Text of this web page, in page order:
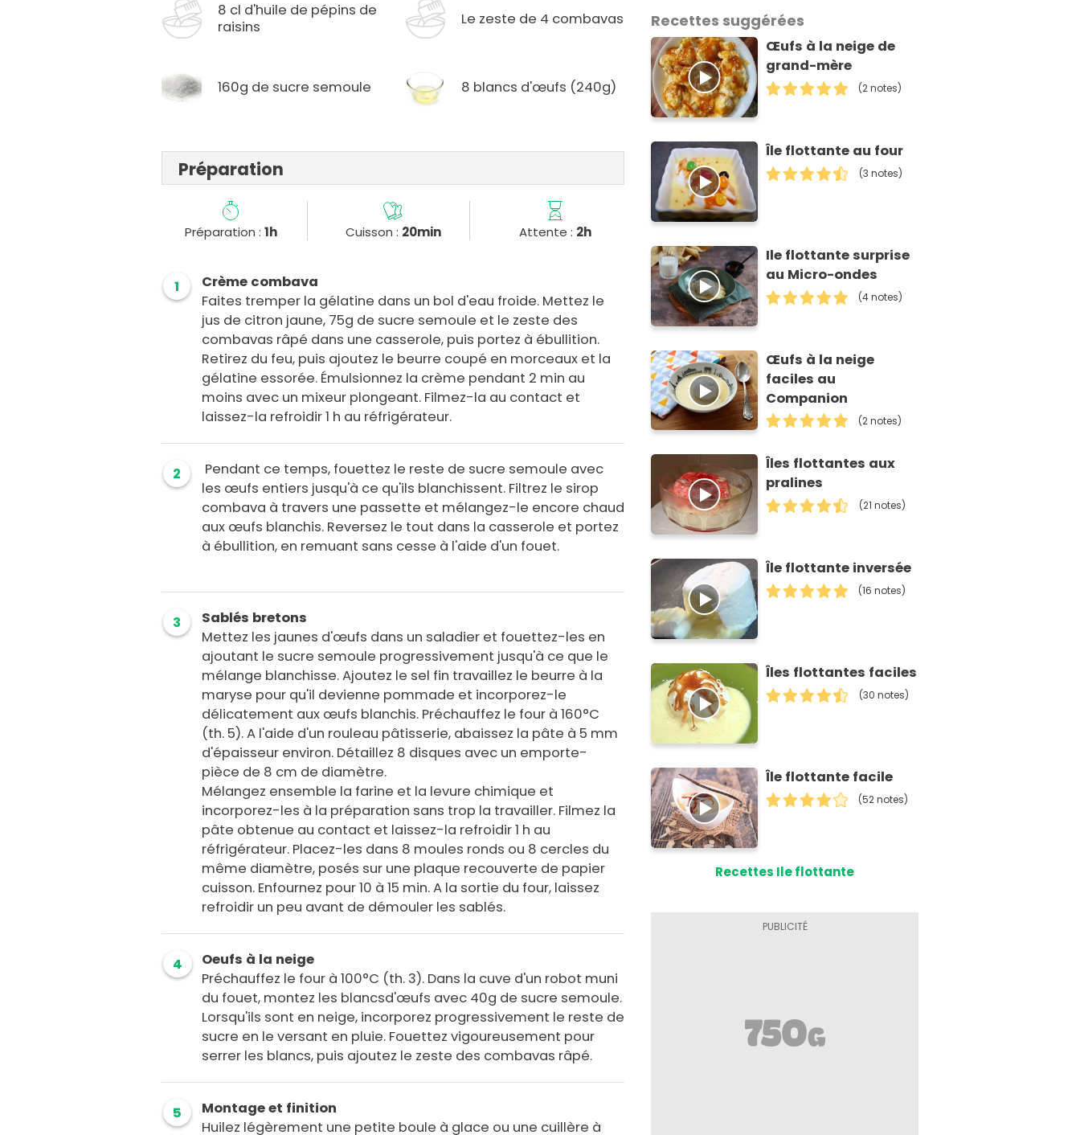
8 cl d'huile de pépins de
raisins
Le zeste de 4 combavas
160g de sucre semoule 8 blancs d'œufs (240g)
Préparation
Préparation : 1h Cuisson : 20min Attente : 2h
1
Crème combava
Faites tremper la gélatine dans un bol d'eau froide. Mettez le
jus de citron jaune, 75g de sucre semoule et le zeste des
combavas râpé dans une casserole, puis portez à ébullition.
Retirez du feu, puis ajoutez le beurre coupé en morceaux et la
gélatine essorée. Émulsionnez la crème pendant 2 min au
moins avec un mixeur plongeant. Filmez-la au contact et
laissez-la refroidir 1 h au réfrigérateur.
2
Pendant ce temps, fouettez le reste de sucre semoule avec
les œufs entiers jusqu'à ce qu'ils blanchissent. Filtrez le sirop
combava à travers une passette et mélangez-le encore chaud
aux œufs blanchis. Reversez le tout dans la casserole et portez
à ébullition, en remuant sans cesse à l'aide d'un fouet.
3
Sablés bretons
Mettez les jaunes d'œufs dans un saladier et fouettez-les en
ajoutant le sucre semoule progressivement jusqu'à ce que le
mélange blanchisse. Ajoutez le sel fin travaillez le beurre à la
maryse pour qu'il devienne pommade et incorporez-le
délicatement aux œufs blanchis. Préchauffez le four à 160°C
(th. 5). A l'aide d'un rouleau pâtisserie, abaissez la pâte à 5 mm
d'épaisseur environ. Détaillez 8 disques avec un emporte-
pièce de 8 cm de diamètre.
Mélangez ensemble la farine et la levure chimique et
incorporez-les à la préparation sans trop la travailler. Filmez la
pâte obtenue au contact et laissez-la refroidir 1 h au
réfrigérateur. Placez-les dans 8 moules ronds ou 8 cercles du
même diamètre, posés sur une plaque recouverte de papier
cuisson. Enfournez pour 10 à 15 min. A la sortie du four, laissez
refroidir un peu avant de démouler les sablés.
4
Oeufs à la neige
Préchauffez le four à 100°C (th. 3). Dans la cuve d'un robot muni
du fouet, montez les blancsd'œufs avec 40g de sucre semoule.
Lorsqu'ils sont en neige, incorporez progressivement le reste de
sucre en le versant en pluie. Fouettez vigoureusement pour
serrer les blancs, puis ajoutez le zeste des combavas râpé.
5
Montage et finition
Huilez légèrement une petite boule à glace ou une cuillère à
Recettes suggérées
Œufs à la neige de
grand-mère
(2 notes)
Île flottante au four
(3 notes)
Ile flottante surprise
au Micro-ondes
(4 notes)
Œufs à la neige
faciles au
Companion
(2 notes)
Îles flottantes aux
pralines
(21 notes)
Île flottante inversée
(16 notes)
Îles flottantes faciles
(30 notes)
Île flottante facile
(52 notes)
Recettes Ile flottante